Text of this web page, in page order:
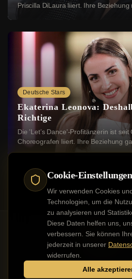
Cookie-Einstellungen
Wir verwenden Cookies
Technologien, um die
zu analysieren und
Diese Daten helfen uns,
verbessern. Sie können
jederzeit in unserer
widerrufen.
Alle
Priscilla DiLaura liiert. Ihre Beziehung
Deutsche Stars
Ekaterina Leonova:
Richtige
Die 'Let’s Dance'-Profitänzerin ist
Choreografen liiert. Ihre Beziehung
2025 mit einem romantischen ...
KontaktImpressum